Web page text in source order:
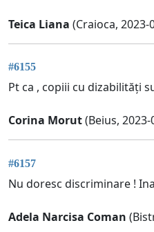
Teica Liana (Craioca, 2023-
#6155
Pt ca , copiii cu dizabilități
Corina Morut(Beius, 2023-
#6157
Nu doresc discriminare !
Adela Narcisa Coman